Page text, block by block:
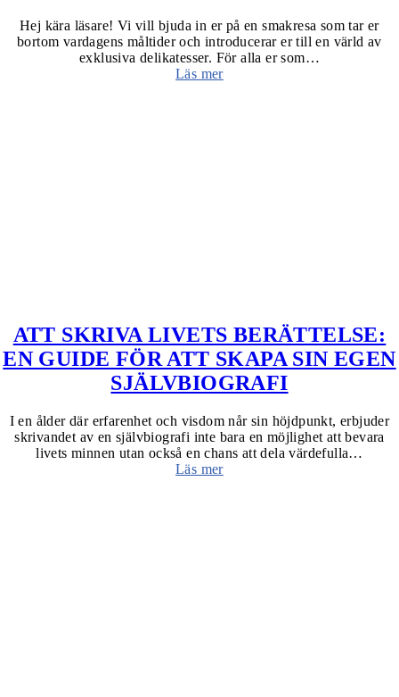
Hej kära läsare! Vi vill bjuda in er på en smakresa som tar er
bortom vardagens måltider och introducerar er till en värld av
exklusiva delikatesser. För alla er som…
Läs mer
ATT SKRIVA LIVETS BERÄTTELSE:
EN GUIDE FÖR ATT SKAPA SIN EGEN
SJÄLVBIOGRAFI
I en ålder där erfarenhet och visdom når sin höjdpunkt, erbjuder
skrivandet av en självbiografi inte bara en möjlighet att bevara
livets minnen utan också en chans att dela värdefulla…
Läs mer